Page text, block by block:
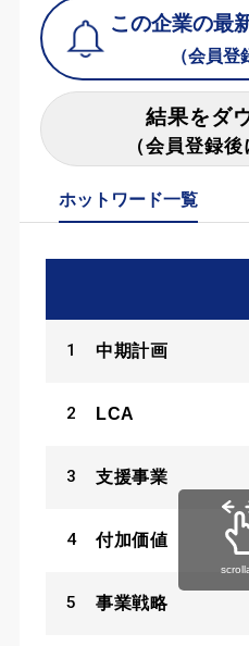
この企業の最
（会員登
結果をダ
（会員登録
ホットワード一覧
1 中期計画
2 LCA
3 支援事業
4 付加価値
5 事業戦略